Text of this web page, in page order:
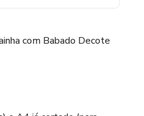
com Babado Decote